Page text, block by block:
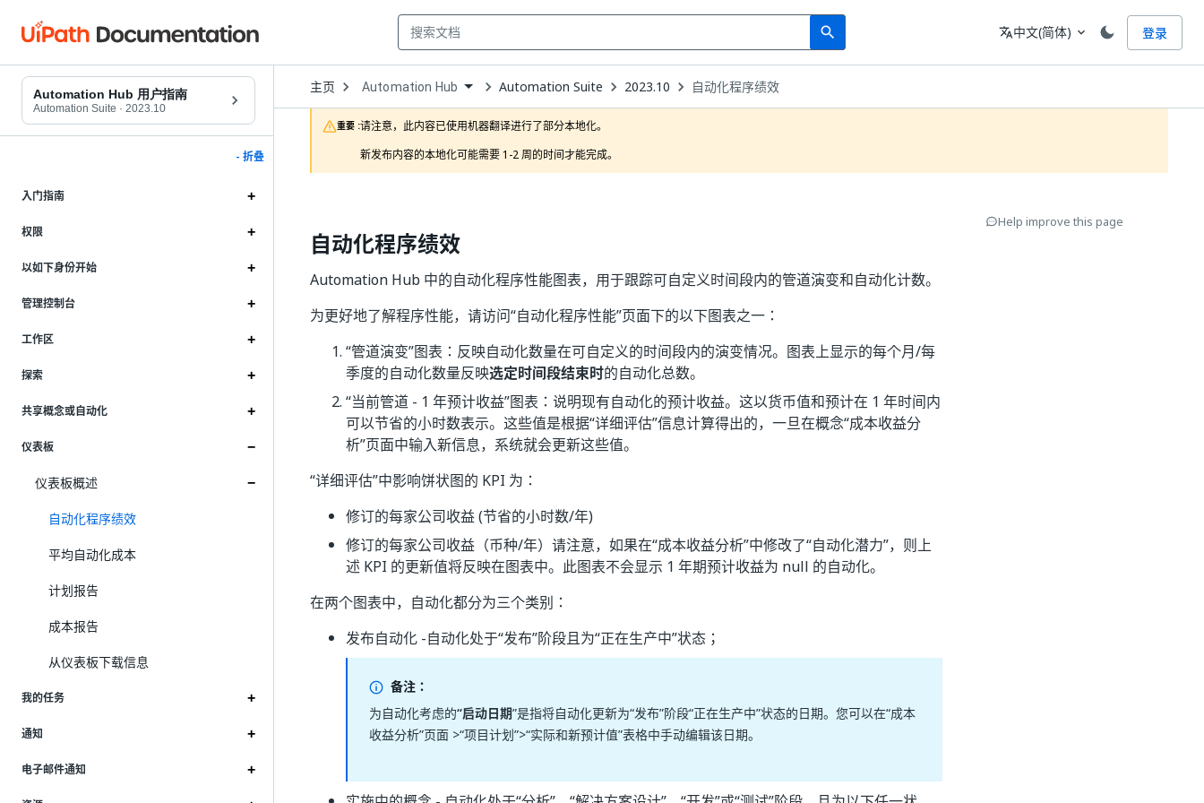
search
Search 语言
translate中文(简体) expand_more 登录
Automation Hub 用户指南
Automation Suite · 2023.10
- 折叠
入门指南
权限
以如下身份开始
管理控制台
工作区
探索
共享概念或自动化
仪表板
仪表板概述
自动化程序绩效
平均自动化成本
计划报告
成本报告
从仪表板下载信息
我的任务
通知
电子邮件通知
主页 Open
Dropdown
to
choose
product
Automation Hub Automation Suite 2023.10 自动化程序绩效
重要 :请注意，此内容已使用机器翻译进行了部分本地化。
新发布内容的本地化可能需要 1-2 周的时间才能完成。
自动化程序绩效
Automation Hub 中的自动化程序性能图表，用于跟踪可自定义时间段内的管道演变和自动化计数。
为更好地了解程序性能，请访问“自动化程序性能”页面下的以下图表之一：
“管道演变”图表：反映自动化数量在可自定义的时间段内的演变情况。图表上显示的每个月/每
季度的自动化数量反映选定时间段结束时的自动化总数。
“当前管道 - 1 年预计收益”图表：说明现有自动化的预计收益。这以货币值和预计在 1 年时间内
可以节省的小时数表示。这些值是根据“详细评估”信息计算得出的，一旦在概念“成本收益分
析”页面中输入新信息，系统就会更新这些值。
“详细评估”中影响饼状图的 KPI 为：
修订的每家公司收益 (节省的小时数/年)
修订的每家公司收益（币种/年）请注意，如果在“成本收益分析”中修改了“自动化潜力”，则上
述 KPI 的更新值将反映在图表中。此图表不会显示 1 年期预计收益为 null 的自动化。
在两个图表中，自动化都分为三个类别：
发布自动化 -自动化处于“发布”阶段且为“正在生产中”状态；
备注：
为自动化考虑的“启动日期”是指将自动化更新为“发布”阶段“正在生产中”状态的日期。您可以在“成本
收益分析”页面 >“项目计划”>“实际和新预计值”表格中手动编辑该日期。
Help improve this page